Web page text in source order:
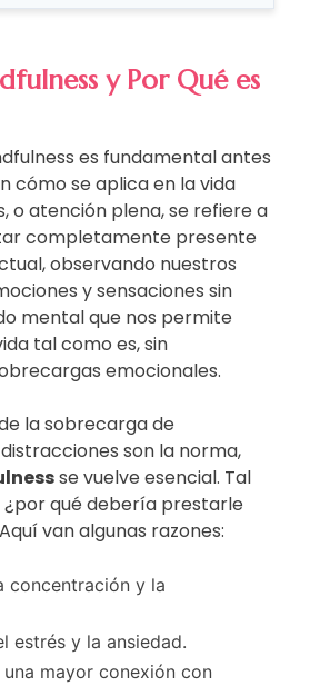
y Por Qué es
es fundamental antes
cómo se aplica en la vida
o atención plena, se refiere a
completamente presente
observando nuestros
y sensaciones sin
mental que nos permite
tal como es, sin
emocionales.
la sobrecarga de
son la norma,
se vuelve esencial. Tal
qué debería prestarle
van algunas razones:
concentración y la
estrés y la ansiedad.
una mayor conexión con